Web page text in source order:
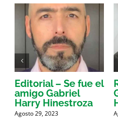
Editorial – Se fue el
amigo Gabriel
Harry Hinestroza
Agosto 29, 2023